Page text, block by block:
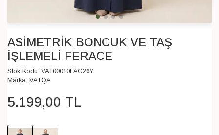
ASİMETRİK BONCUK VE TAŞ
İŞLEMELİ FERACE
Stok Kodu: VAT00010LAC26Y
Marka: VATQA
5.199,00 TL